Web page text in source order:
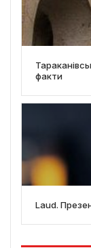
факти
Laud.